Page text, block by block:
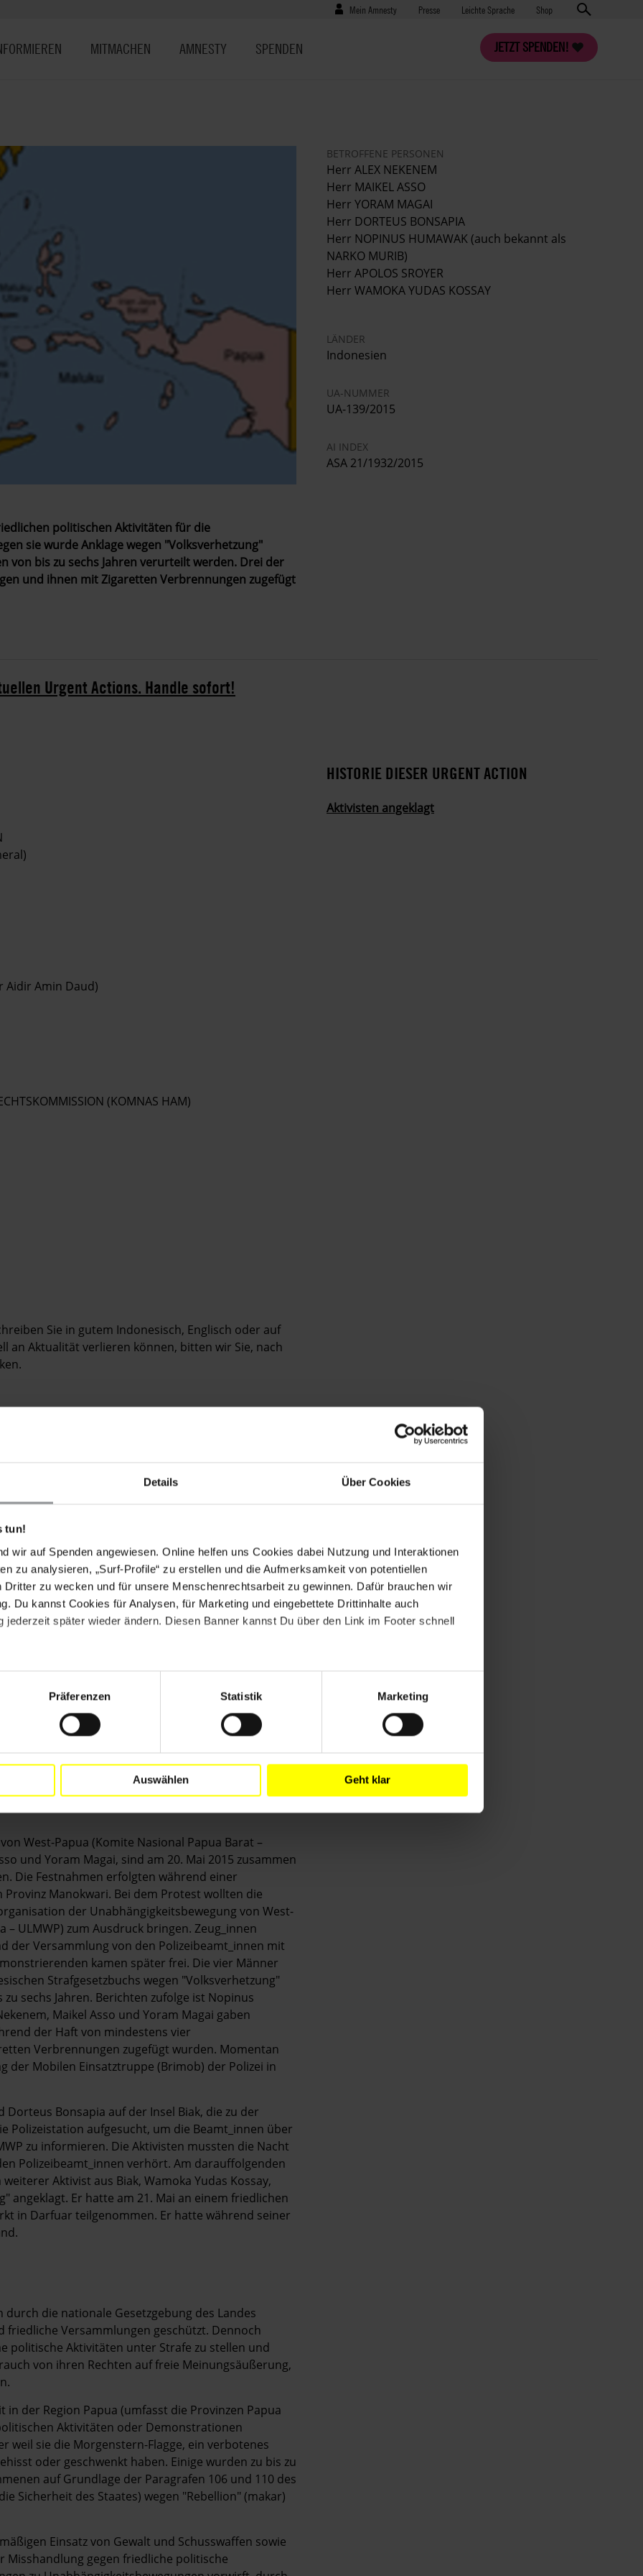
Details Über Cookies
tun!
wir auf Spenden angewiesen. Online helfen uns Cookies dabei Nutzung und Interaktionen
zu analysieren, „Surf-Profile“ zu erstellen und die Aufmerksamkeit von potentiellen
Dritter zu wecken und für unsere Menschenrechtsarbeit zu gewinnen. Dafür brauchen wir
Du kannst Cookies für Analysen, für Marketing und eingebettete Drittinhalte auch
jederzeit später wieder ändern. Diesen Banner kannst Du über den Link im Footer schnell
Präferenzen Statistik Marketing
Auswählen Geht klar
Benutzermenü
Mein Amnesty Presse
Presse Leichte Sprache Shop
JETZT SPENDEN!
MITMACHEN AMNESTY SPENDEN
politischen Aktivitäten für die
sie wurde Anklage wegen "Volksverhetzung"
von bis zu sechs Jahren verurteilt werden. Drei der
und ihnen mit Zigaretten Verbrennungen zugefügt
BETROFFENE PERSONEN
Herr ALEX NEKENEM
Herr MAIKEL ASSO
Herr YORAM MAGAI
Herr DORTEUS BONSAPIA
Herr NOPINUS HUMAWAK (auch bekannt als
NARKO MURIB)
Herr APOLOS SROYER
Herr WAMOKA YUDAS KOSSAY
LÄNDER
Indonesien
UA-NUMMER
UA-139/2015
AI INDEX
ASA 21/1932/2015
Urgent Actions. Handle sofort!
Aidir Amin Daud)
(KOMNAS HAM)
Sie in gutem Indonesisch, Englisch oder auf
an Aktualität verlieren können, bitten wir Sie, nach
MIT FOLGENDEN FORDERUNGEN
Asso, Yoram Magai, Nopinus Humawak, Apolos
sofort und bedingungslos freizulassen, da sie
auf freie Meinungsäußerung festgehalten werden.
zu ihrer bedingungslosen Freilassung vor Folter
Sorgen Sie bitte zudem dafür, dass sie Zugang zu
erforderlichen medizinischen Behandlung
release Alex Nekenem, Maikel Asso, Yoram
Bonsapia and Wamoka Yudas Kossay, as they
of their right to freedom of expression.
the seven men are not tortured or otherwise ill-
lawyers of their choice and any medical treatment
West-Papua (Komite Nasional Papua Barat –
und Yoram Magai, sind am 20. Mai 2015 zusammen
Die Festnahmen erfolgten während einer
Manokwari. Bei dem Protest wollten die
der Unabhängigkeitsbewegung von West-
ULMWP) zum Ausdruck bringen. Zeug_innen
der Versammlung von den Polizeibeamt_innen mit
kamen später frei. Die vier Männer
Strafgesetzbuchs wegen "Volksverhetzung"
sechs Jahren. Berichten zufolge ist Nopinus
Maikel Asso und Yoram Magai gaben
der Haft von mindestens vier
Verbrennungen zugefügt wurden. Momentan
Mobilen Einsatztruppe (Brimob) der Polizei in
Bonsapia auf der Insel Biak, die zu der
Polizeistation aufgesucht, um die Beamt_innen über
zu informieren. Die Aktivisten mussten die Nacht
Polizeibeamt_innen verhört. Am darauffolgenden
Aktivist aus Biak, Wamoka Yudas Kossay,
angeklagt. Er hatte am 21. Mai an einem friedlichen
in Darfuar teilgenommen. Er hatte während seiner
die nationale Gesetzgebung des Landes
Versammlungen geschützt. Dennoch
politische Aktivitäten unter Strafe zu stellen und
von ihren Rechten auf freie Meinungsäußerung,
der Region Papua (umfasst die Provinzen Papua
Aktivitäten oder Demonstrationen
sie die Morgenstern-Flagge, ein verbotenes
oder geschwenkt haben. Einige wurden zu bis zu
auf Grundlage der Paragrafen 106 und 110 des
Sicherheit des Staates) wegen "Rebellion" (makar)
Einsatz von Gewalt und Schusswaffen sowie
Misshandlung gegen friedliche politische
HISTORIE DIESER URGENT ACTION
Aktivisten angeklagt